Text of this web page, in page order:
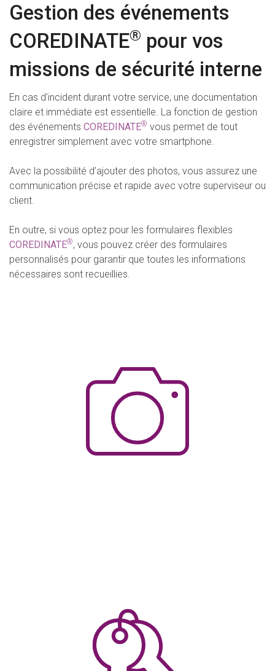
Gestion des événements
COREDINATE® pour vos
missions de sécurité interne
En cas d'incident durant votre service, une documentation
claire et immédiate est essentielle. La fonction de gestion
des événements COREDINATE® vous permet de tout
enregistrer simplement avec votre smartphone.
Avec la possibilité d’ajouter des photos, vous assurez une
communication précise et rapide avec votre superviseur ou
client.
En outre, si vous optez pour les formulaires flexibles
COREDINATE®, vous pouvez créer des formulaires
personnalisés pour garantir que toutes les informations
nécessaires sont recueillies.